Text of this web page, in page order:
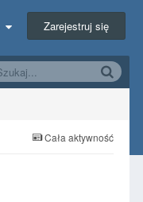
Zarejestruj się
Cała aktywność